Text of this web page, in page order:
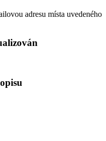
adresu místa uvedeného